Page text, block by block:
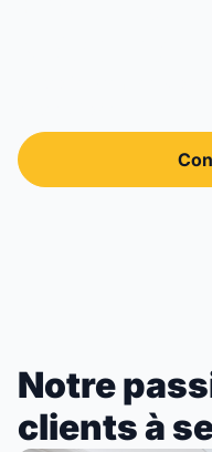
Notre
clients à